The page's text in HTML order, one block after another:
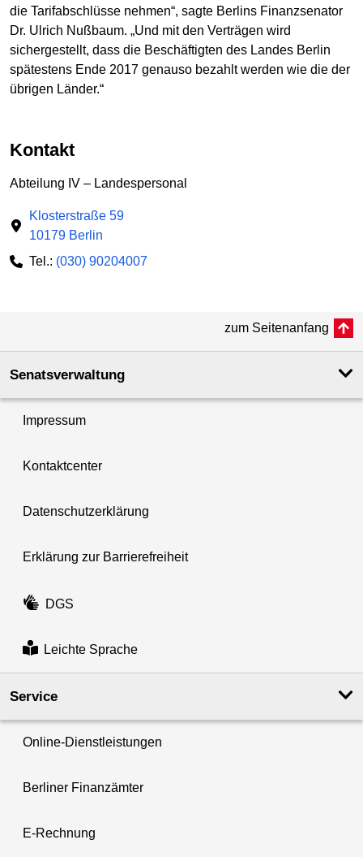
die Tarifabschlüsse nehmen“, sagte Berlins Finanzsenator
Dr. Ulrich Nußbaum. „Und mit den Verträgen wird
sichergestellt, dass die Beschäftigten des Landes Berlin
spätestens Ende 2017 genauso bezahlt werden wie die der
übrigen Länder.“
Kontakt
Abteilung IV – Landespersonal
Klosterstraße 59
10179 Berlin
Tel.: (030) 90204007
zum Seitenanfang
Senatsverwaltung
Impressum
Kontaktcenter
Datenschutzerklärung
Erklärung zur Barrierefreiheit
DGS
Leichte Sprache
Service
Online-Dienstleistungen
Berliner Finanzämter
E-Rechnung